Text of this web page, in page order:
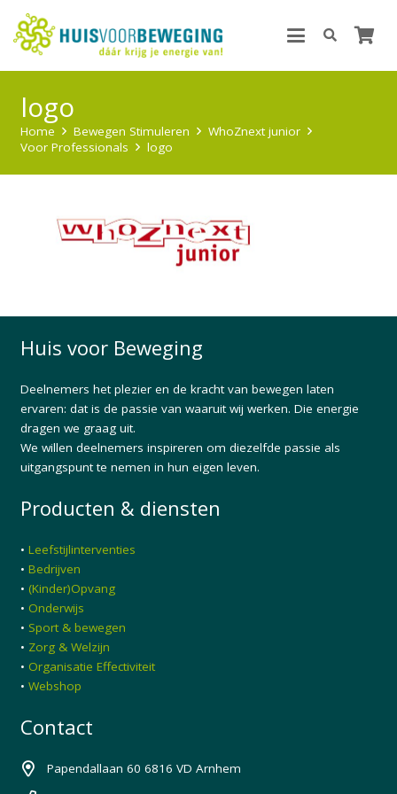
logo
Home Bewegen Stimuleren
WhoZnext junior
Voor Professionals
logo
Huis voor Beweging
Deelnemers het plezier en de kracht van bewegen laten
ervaren: dat is de passie van waaruit wij werken. Die energie
dragen we graag uit.
We willen deelnemers inspireren om diezelfde passie als
uitgangspunt te nemen in hun eigen leven.
Producten & diensten
• Leefstijlinterventies
• Bedrijven
• (Kinder)Opvang
• Onderwijs
• Sport & bewegen
• Zorg & Welzijn
• Organisatie Effectiviteit
• Webshop
Contact
Papendallaan 60 6816 VD Arnhem